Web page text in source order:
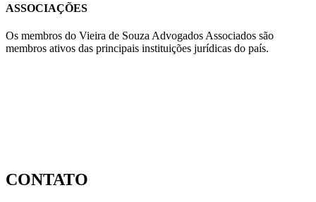
ASSOCIAÇÕES
Os membros do Vieira de Souza Advogados Associados são
membros ativos das principais instituições jurídicas do país.
CONTATO